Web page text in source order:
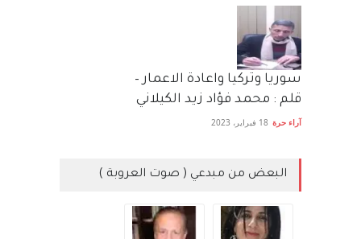
سوريا وتركيا واعادة الاعمار –
قلم : محمد فؤاد زيد الكيلاني
آراء حرة 18 فبراير، 2023
البعض من مبدعي ( صوت العروبة )